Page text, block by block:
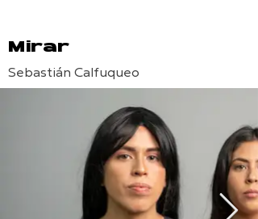
Mirar
Sebastián Calfuqueo